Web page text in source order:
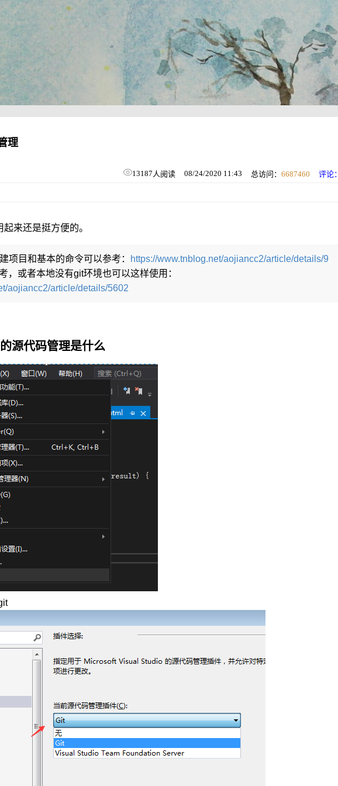
理
13187人阅读 08/24/2020 11:43 总访问： 6687460 评论：
来还是挺方便的。
项目和基本的命令可以参考： https://www.tnblog.net/aojiancc2/article/details/9
，或者本地没有git环境也可以这样使用：
aojiancc2/article/details/5602
源代码管理是什么